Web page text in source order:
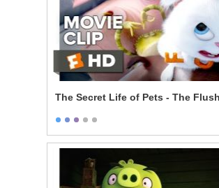
The Secret Life of Pets - The